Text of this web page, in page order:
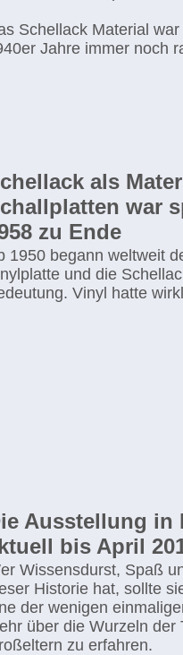
Schellack Material
Jahre immer noch
als
war
zu Ende
1950 begann weltweit
und die
Vinyl hatte
Ausstellung in
bis April
Wissensdurst, Spaß
Historie hat, sollte
der wenigen
über die Wurzeln der
zu erfahren.